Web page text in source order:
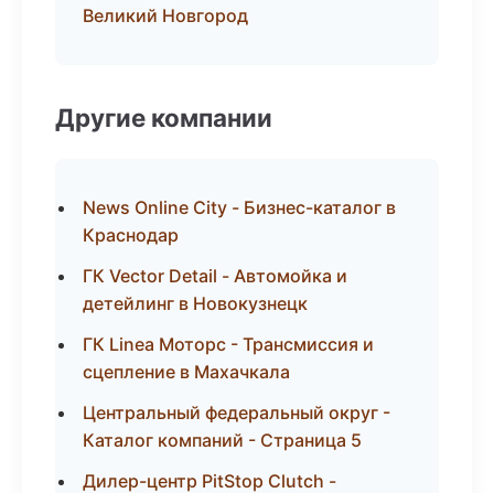
Великий Новгород
Другие компании
News Online City - Бизнес-каталог в
Краснодар
ГК Vector Detail - Автомойка и
детейлинг в Новокузнецк
ГК Linea Моторс - Трансмиссия и
сцепление в Махачкала
Центральный федеральный округ -
Каталог компаний - Страница 5
Дилер-центр PitStop Clutch -